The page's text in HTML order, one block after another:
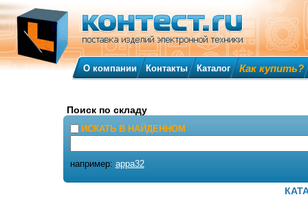
О компании Контакты Каталог Как купить?
Поиск по складу
ИСКАТЬ В НАЙДЕННОМ
например: appa32